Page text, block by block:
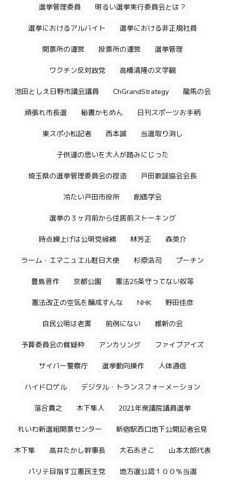
選挙管理委員 明るい選挙実行委員会とは？
選挙におけるアルバイト 選挙における非正規社員
開票所の運営 投票所の運営 選挙管理
ワクチン反対政党 高橋清隆の文学観
池田としえ日野市議会議員 ChGrandStrategy 龍馬の会
頑張れ市長選 秘書かもめん 日刊スポーツお手柄
東スポ小松記者 西本誠 当選取り消し
子供達の思いを大人が踏みにじった
埼玉県の選挙管理委員会の捏造 戸田歌謡協会会長
冷たい戸田市役所 創価学会
選挙の３ヶ月前から住居前ストーキング
時点繰上げは公明党候補 林芳正 森英介
ラーム・エマニュエル駐日大使 杉原浩司 プーチン
豊島晋作 京都公園 憲法25条守ってない奴等
憲法改正の空気を醸成すんな NHK 野田佳彦
自民公明は老害 前例にない 維新の会
予算委員会の質疑枠 アンカリング ファイブアイズ
サイバー警察庁 選挙動向操作 人体通信
ハイドロゲル デジタル・トランスフォーメーション
落合貴之 木下隼人 2021年衆議院議員選挙
れいわ新選組開票センター 新宿駅西口地下公開記者会見
木下隼 高井たかし幹事長 大石あきこ 山本太郎代表
パリテ目指す立憲民主党 地方選公認１００％当選